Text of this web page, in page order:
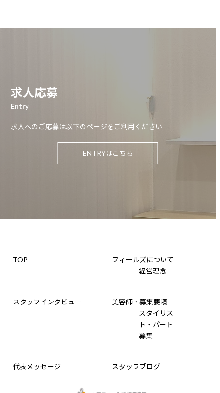
求人応募
Entry
求人へのご応募は以下のページをご利用ください
ENTRYはこちら
TOP
フィールズについて
経営理念
スタッフインタビュー
美容師・募集要項
スタイリス
ト・パート
募集
代表メッセージ スタッフブログ